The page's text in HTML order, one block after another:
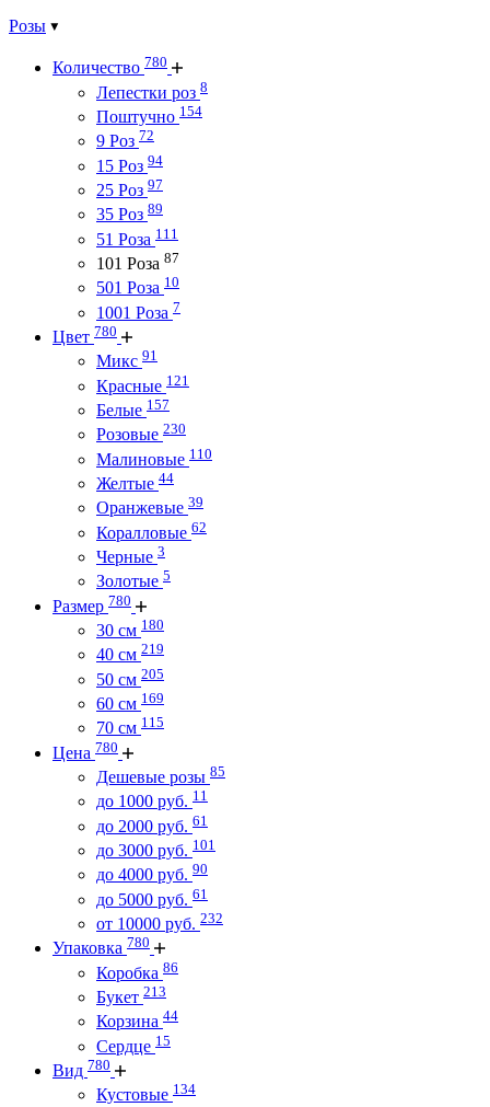
Розы
Количество 780
Лепестки роз 8
Поштучно 154
9 Роз 72
15 Роз 94
25 Роз 97
35 Роз 89
51 Роза 111
101 Роза 87
501 Роза 10
1001 Роза 7
Цвет 780
Микс 91
Красные 121
Белые 157
Розовые 230
Малиновые 110
Желтые 44
Оранжевые 39
Коралловые 62
Черные 3
Золотые 5
Размер 780
30 см 180
40 см 219
50 см 205
60 см 169
70 см 115
Цена 780
Дешевые розы 85
до 1000 руб. 11
до 2000 руб. 61
до 3000 руб. 101
до 4000 руб. 90
до 5000 руб. 61
от 10000 руб. 232
Упаковка 780
Коробка 86
Букет 213
Корзина 44
Сердце 15
Вид 780
Кустовые 134